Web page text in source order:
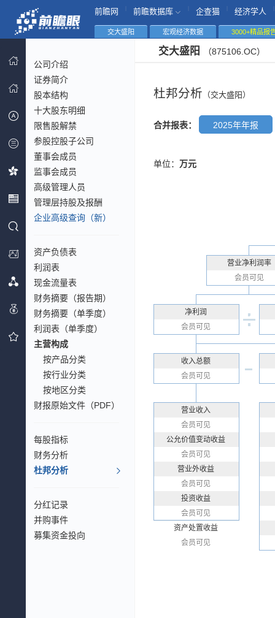
前瞻网 前瞻数据库 企查猫 经济学人
交大盛阳 宏观经济数据 3000+精品报
公司介绍
证券简介
股本结构
十大股东明细
限售股解禁
参股控股子公司
董事会成员
监事会成员
高级管理人员
管理层持股及报酬
企业高级查询（新）
资产负债表
利润表
现金流量表
财务摘要（报告期）
财务摘要（单季度）
利润表（单季度）
主营构成
按产品分类
按行业分类
按地区分类
财报原始文件（PDF）
每股指标
财务分析
杜邦分析
分红记录
并购事件
募集资金投向
交大盛阳 （875106.OC）
杜邦分析 （交大盛阳）
合并报表： 2025年年报
单位： 万元
营业净利润率
会员可见
净利润
会员可见
收入总额
会员可见
营业收入
会员可见
公允价值变动收益
会员可见
营业外收益
会员可见
投资收益
会员可见
资产处置收益
会员可见